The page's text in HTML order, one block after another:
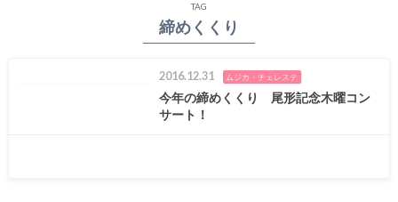
TAG
締めくくり
2016.12.31 ムジカ・チェレステ
今年の締めくくり 尾形記念木曜コン
サート！